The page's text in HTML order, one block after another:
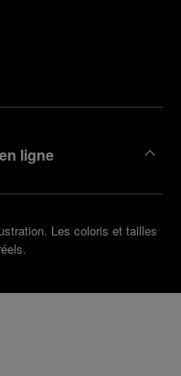
ligne
Les coloris et tailles